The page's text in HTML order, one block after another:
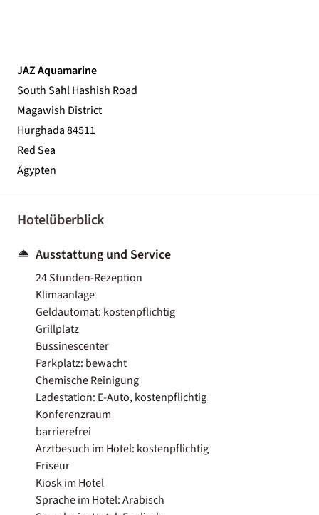
JAZ Aquamarine
South Sahl Hashish Road
Magawish District
Hurghada 84511
Red Sea
Ägypten
Hotelüberblick
Ausstattung und Service
24 Stunden-Rezeption
Klimaanlage
Geldautomat: kostenpflichtig
Grillplatz
Bussinescenter
Parkplatz: bewacht
Chemische Reinigung
Ladestation: E-Auto, kostenpflichtig
Konferenzraum
barrierefrei
Arztbesuch im Hotel: kostenpflichtig
Friseur
Kiosk im Hotel
Sprache im Hotel: Arabisch